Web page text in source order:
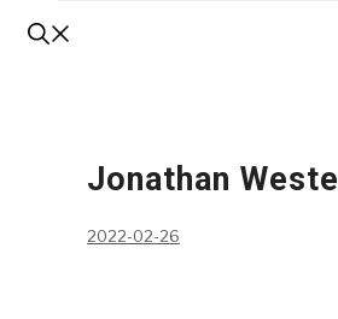
Jonathan
2022-02-26